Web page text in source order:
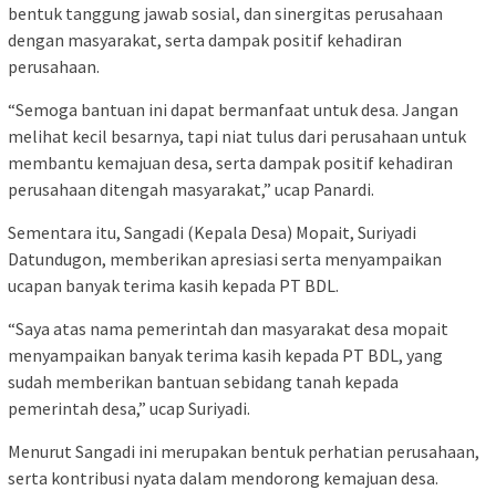
bentuk tanggung jawab sosial, dan sinergitas perusahaan
dengan masyarakat, serta dampak positif kehadiran
perusahaan.
“Semoga bantuan ini dapat bermanfaat untuk desa. Jangan
melihat kecil besarnya, tapi niat tulus dari perusahaan untuk
membantu kemajuan desa, serta dampak positif kehadiran
perusahaan ditengah masyarakat,” ucap Panardi.
Sementara itu, Sangadi (Kepala Desa) Mopait, Suriyadi
Datundugon, memberikan apresiasi serta menyampaikan
ucapan banyak terima kasih kepada PT BDL.
“Saya atas nama pemerintah dan masyarakat desa mopait
menyampaikan banyak terima kasih kepada PT BDL, yang
sudah memberikan bantuan sebidang tanah kepada
pemerintah desa,” ucap Suriyadi.
Menurut Sangadi ini merupakan bentuk perhatian perusahaan,
serta kontribusi nyata dalam mendorong kemajuan desa.